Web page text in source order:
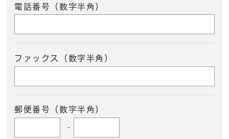
電話番号（数字半角）
ファックス（数字半角）
郵便番号（数字半角）
-